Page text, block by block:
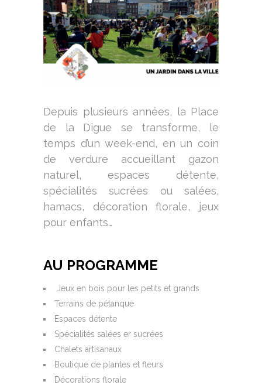
Depuis plusieurs années, la Place
de la Digue se transforme, le
temps d’un week-end, en un coin
de verdure accueillant gazon
naturel, espaces détente,
spécialités sucrées ou salées,
hamacs, décoration florale, jeux
pour enfants…
AU PROGRAMME
Jeux en bois pour les petits et grands
Terrains de pétanque
Espaces détente
Spécialités salées er sucrées
Chalets artisanaux
Boutique de plantes et fleurs
Décorations florale